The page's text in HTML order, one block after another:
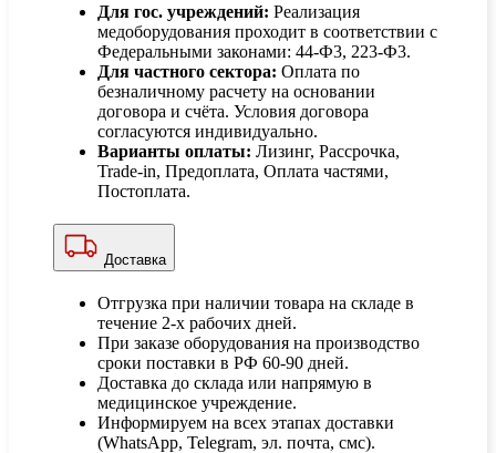
Для гос. учреждений: Реализация
медоборудования проходит в соответствии с
Федеральными законами: 44-Ф3, 223-Ф3.
Для частного сектора: Оплата по
безналичному расчету на основании
договора и счёта. Условия договора
согласуются индивидуально.
Варианты оплаты: Лизинг, Рассрочка,
Trade-in, Предоплата, Оплата частями,
Постоплата.
Доставка
Отгрузка при наличии товара на складе в
течение 2-х рабочих дней.
При заказе оборудования на производство
сроки поставки в РФ 60-90 дней.
Доставка до склада или напрямую в
медицинское учреждение.
Информируем на всех этапах доставки
(WhatsApp, Telegram, эл. почта, смс).